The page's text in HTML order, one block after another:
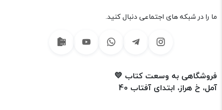
ما را در شبکه های اجتماعی دنبال کنید.
فروشگاهی به وسعت کتاب 💛
آمل، خ هراز، ابتدای آفتاب 40